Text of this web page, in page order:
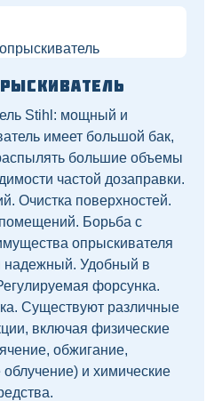
Stihl: мощный и
имеет большой бак,
большие объемы
частой дозаправки.
Очистка поверхностей.
Борьба с
опрыскивателя
Удобный в
форсунка.
Существуют различные
включая физические
обжигание,
и химические